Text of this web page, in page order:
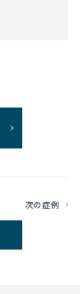
次の症例